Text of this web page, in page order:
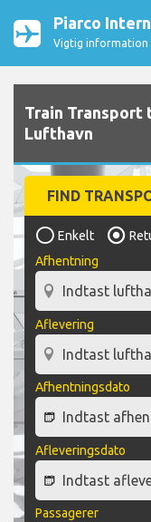
Piarco
Vigtig information
Train Transport
Lufthavn
FIND
Enkelt
Afhentning
Aflevering
Afhentningsdato
Afleveringsdato
Passagerer